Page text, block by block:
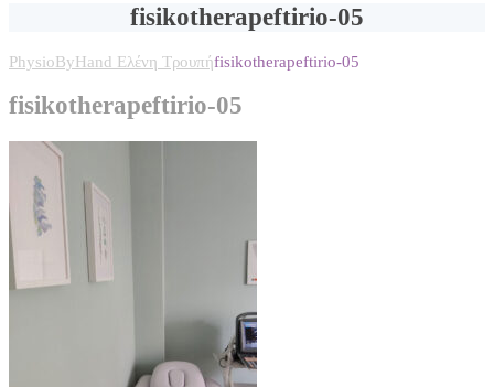
fisikotherapeftirio-05
PhysioByHand Ελένη Τρουπήfisikotherapeftirio-05
fisikotherapeftirio-05